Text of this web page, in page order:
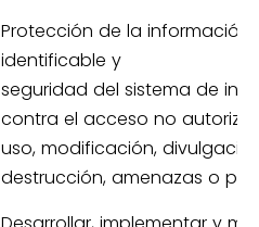
Protección de la información
identificable y
seguridad del sistema de
contra el acceso no
uso, modificación,
destrucción, amenazas o